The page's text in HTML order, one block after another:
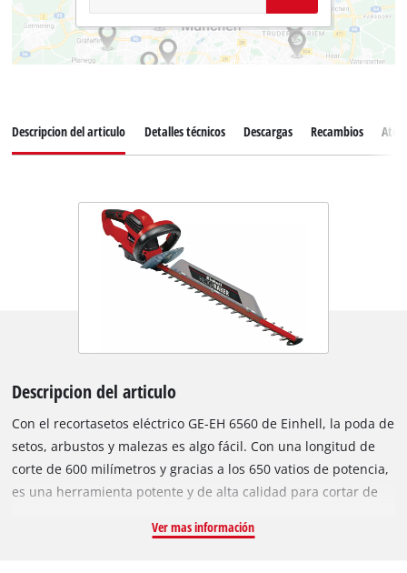
Descripcion del articulo Detalles técnicos Descargas Recambios
Descripcion del articulo
Con el recortasetos eléctrico GE-EH 6560 de Einhell, la poda de
setos, arbustos y malezas es algo fácil. Con una longitud de
corte de 600 milímetros y gracias a los 650 vatios de potencia,
es una herramienta potente y de alta calidad para cortar de
Einhell GE-EH 6560 ofrece 3000 cortes por minuto con una
Ver mas información